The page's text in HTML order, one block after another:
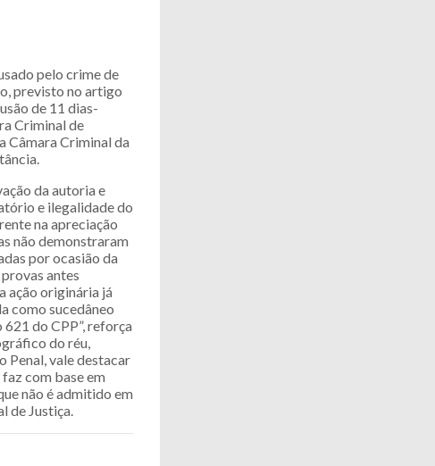
pelo crime de
previsto no artigo
de 11 dias-
Criminal de
Câmara Criminal da
da autoria e
e ilegalidade do
na apreciação
não demonstraram
por ocasião da
antes
ação originária já
como sucedâneo
do CPP”, reforça
do réu,
Penal, vale destacar
com base em
não é admitido em
de Justiça.